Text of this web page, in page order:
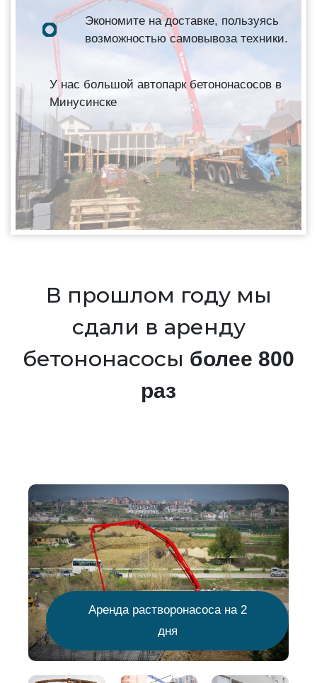
Экономите на доставке, пользуясь
возможностью самовывоза техники.
У нас большой автопарк бетононасосов в
Минусинске
В прошлом году мы
сдали в аренду
бетононасосы более 800
раз
Аренда растворонасоса на 2
дня